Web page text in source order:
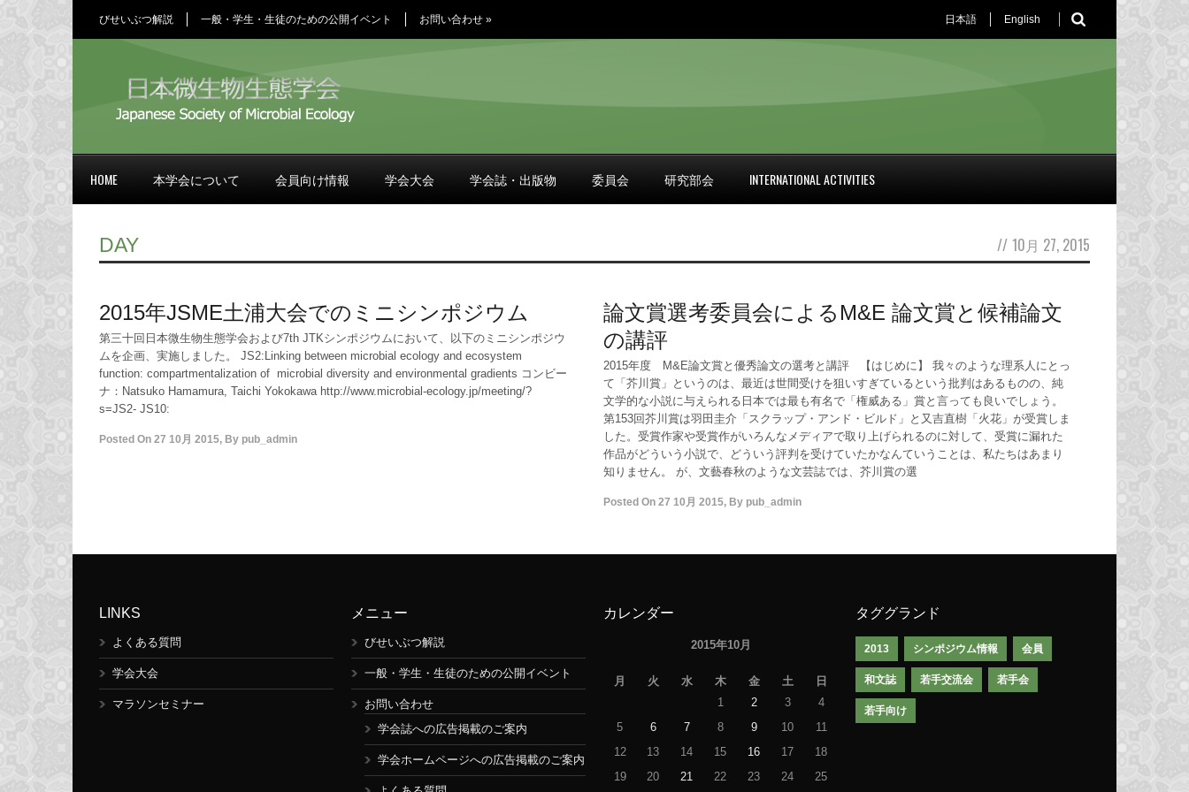
びせいぶつ解説 一般・学生・生徒のための公開イベント お問い合わせ » 日本語 English
HOME 本学会について 会員向け情報 学会大会 学会誌・出版物 委員会 研究部会 INTERNATIONAL ACTIVITIES
DAY // 10月 27, 2015
2015年JSME土浦大会でのミニシンポジウム
第三十回日本微生物生態学会および7th JTKシンポジウムにおいて、以下のミニシンポジウ
ムを企画、実施しました。 JS2:Linking between microbial ecology and ecosystem
function: compartmentalization of microbial diversity and environmental gradients コンビー
ナ：Natsuko Hamamura, Taichi Yokokawa http://www.microbial-ecology.jp/meeting/?
s=JS2- JS10:
Posted On 27 10月 2015, By pub_admin
論文賞選考委員会によるM&E 論文賞と候補論文
の講評
2015年度 M&E論文賞と優秀論文の選考と講評 【はじめに】 我々のような理系人にとっ
て「芥川賞」というのは、最近は世間受けを狙いすぎているという批判はあるものの、純
文学的な小説に与えられる日本では最も有名で「権威ある」賞と言っても良いでしょう。
第153回芥川賞は羽田圭介「スクラップ・アンド・ビルド」と又吉直樹「火花」が受賞しま
した。受賞作家や受賞作がいろんなメディアで取り上げられるのに対して、受賞に漏れた
作品がどういう小説で、どういう評判を受けていたかなんていうことは、私たちはあまり
知りません。 が、文藝春秋のような文芸誌では、芥川賞の選
Posted On 27 10月 2015, By pub_admin
LINKS
よくある質問
学会大会
マラソンセミナー
メニュー
びせいぶつ解説
一般・学生・生徒のための公開イベント
お問い合わせ
学会誌への広告掲載のご案内
学会ホームページへの広告掲載のご案内
カレンダー
2015年10月
月 火 水 木 金 土
日
1
2 3
4
5
6 7 8 9 10
11
12
13 14 15 16 17
18
19
20 21 22 23 24 25
タググランド
2013 シンポジウム情報 会員
和文誌 若手交流会 若手会
若手向け